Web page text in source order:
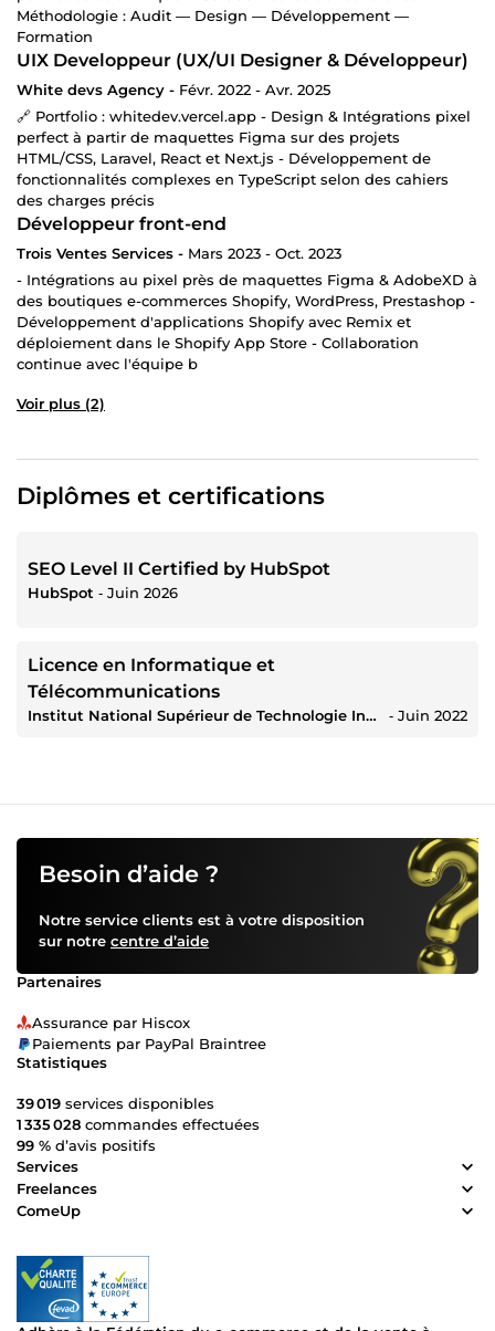
Méthodologie : Audit — Design — Développement —
Formation
UIX Developpeur (UX/UI Designer & Développeur)
White devs Agency - Févr. 2022 - Avr. 2025
🔗 Portfolio : whitedev.vercel.app - Design & Intégrations pixel
perfect à partir de maquettes Figma sur des projets
HTML/CSS, Laravel, React et Next.js - Développement de
fonctionnalités complexes en TypeScript selon des cahiers
des charges précis
Développeur front-end
Trois Ventes Services - Mars 2023 - Oct. 2023
- Intégrations au pixel près de maquettes Figma & AdobeXD à
des boutiques e-commerces Shopify, WordPress, Prestashop -
Développement d'applications Shopify avec Remix et
déploiement dans le Shopify App Store - Collaboration
continue avec l'équipe b
Voir plus (2)
Diplômes et certifications
SEO Level II Certified by HubSpot
HubSpot ‐ Juin 2026
Licence en Informatique et
Télécommunications
Institut National Supérieur de Technologie Industrielle (INSTI) ‐ Juin 2022
Besoin d’aide ?
Notre service clients est à votre disposition
sur notre centre d’aide
Partenaires
Assurance par Hiscox
Paiements par PayPal Braintree
Statistiques
39 019 services disponibles
1 335 028 commandes effectuées
99 % d’avis positifs
Services
Freelances
ComeUp